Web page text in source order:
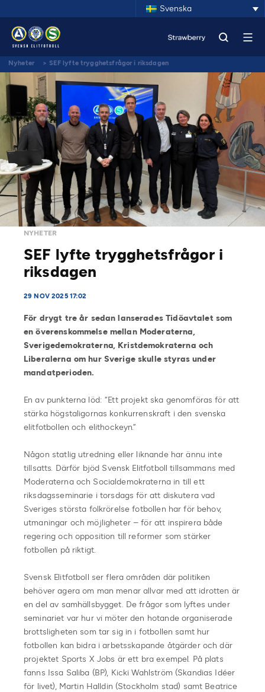
Svenska
Nyheter > SEF lyfte trygghetsfrågor i riksdagen
NYHETER
SEF lyfte trygghetsfrågor i
riksdagen
29 NOV 2025 17:02
För drygt tre år sedan lanserades Tidöavtalet som
en överenskommelse mellan Moderaterna,
Sverigedemokraterna, Kristdemokraterna och
Liberalerna om hur Sverige skulle styras under
mandatperioden.
En av punkterna löd: “Ett projekt ska genomföras för att
stärka högstaligornas konkurrenskraft i den svenska
elitfotbollen och elithockeyn.”
Någon statlig utredning eller liknande har ännu inte
tillsatts. Därför bjöd Svensk Elitfotboll tillsammans med
Moderaterna och Socialdemokraterna in till ett
riksdagsseminarie i torsdags för att diskutera vad
Sveriges största folkrörelse fotbollen har för behov,
utmaningar och möjligheter – för att inspirera både
regering och opposition till reformer som stärker
fotbollen på riktigt.
Svensk Elitfotboll ser flera områden där politiken
behöver agera om man menar allvar med att idrotten är
en del av samhällsbygget. De frågor som lyftes under
seminariet var hur vi möter den hotande organiserade
brottsligheten som tar sig in i fotbollen samt hur
fotbollen kan bidra i arbetsskapande åtgärder och där
projektet Sports X Jobs är ett bra exempel. På plats
fanns Issa Saliba (BP), Kicki Wahlström (Skandias Idéer
för livet), Martin Halldin (Stockholm stad) samt Beatrice